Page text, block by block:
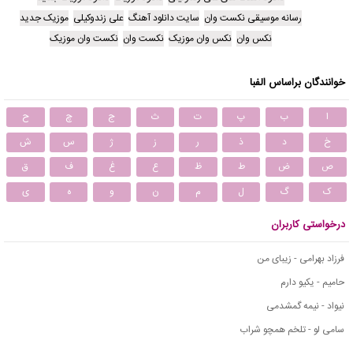
رسانه موسیقی نکست وان سایت دانلود آهنگ علی زندوکیلی موزیک جدید
نکس وان نکس وان موزیک نکست وان نکست وان موزیک
خوانندگان براساس الفبا
ا ب پ ت ث ج چ
ح
خ
د ذ ر ز ژ س
ش
ص
ض ط ظ ع غ ف
ق
ک
گ ل م ن و ه ی
درخواستی کاربران
فرزاد بهرامی - زیبای من
حامیم - یکیو دارم
نیواد - نیمه گمشدمی
سامی لو - تلخم همچو شراب